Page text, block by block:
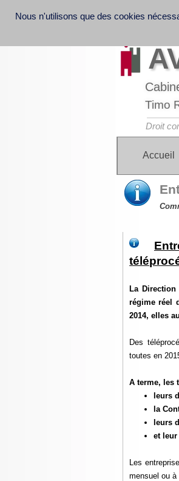
Nous n'utilisons que des cookies
Accueil
Informations
Droit
Discover
Timo
La
régime réel
2014, elles
Des
toutes en
A terme, les
leurs
la
leurs
et leur
Les
mensuel ou à